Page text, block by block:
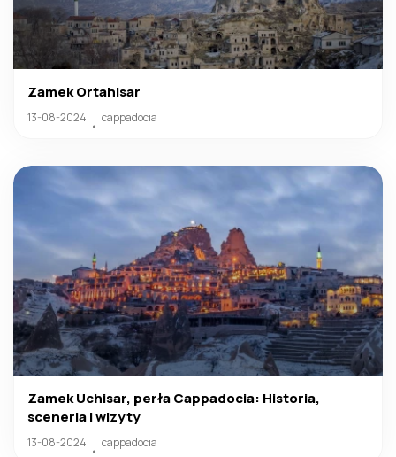
Zamek Ortahisar
13-08-2024 cappadocıa
Zamek Uchisar, perła Cappadocia: Historia,
sceneria i wizyty
13-08-2024 cappadocıa